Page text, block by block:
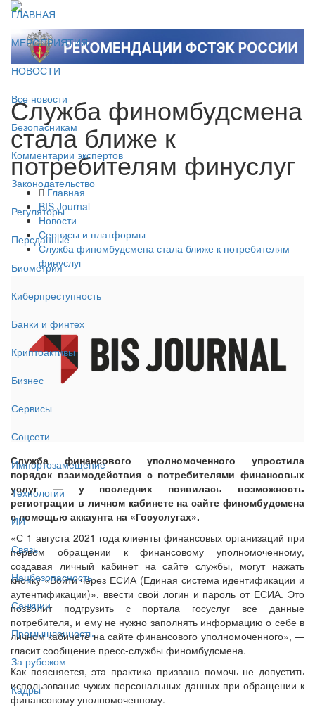
ГЛАВНАЯ
МЕРОПРИЯТИЯ
НОВОСТИ
Все новости
Безопасникам
Комментарии экспертов
Законодательство
Регуляторы
Персданные
Биометрия
Киберпреступность
Банки и финтех
Криптоактивы
Бизнес
Сервисы
Соцсети
Импортозамещение
Технологии
ИИ
Связь
Нацбезопасность
Санкции
Промышленность
За рубежом
Кадры
Служба финомбудсмена
стала ближе к
потребителям финуслуг
Главная
BIS Journal
Новости
Сервисы и платформы
Служба финомбудсмена стала ближе к потребителям
финуслуг
Служба финансового уполномоченного упростила
порядок взаимодействия с потребителями финансовых
услуг — у последних появилась возможность
регистрации в личном кабинете на сайте финомбудсмена
с помощью аккаунта на «Госуслугах».
«С 1 августа 2021 года клиенты финансовых организаций при
первом обращении к финансовому уполномоченному,
создавая личный кабинет на сайте службы, могут нажать
кнопку «Войти через ЕСИА (Единая система идентификации и
аутентификации)», ввести свой логин и пароль от ЕСИА. Это
позволит подгрузить с портала госуслуг все данные
потребителя, и ему не нужно заполнять информацию о себе в
личном кабинете на сайте финансового уполномоченного», —
гласит сообщение пресс-службы финомбудсмена.
Как поясняется, эта практика призвана помочь не допустить
использование чужих персональных данных при обращении к
финансовому уполномоченному.